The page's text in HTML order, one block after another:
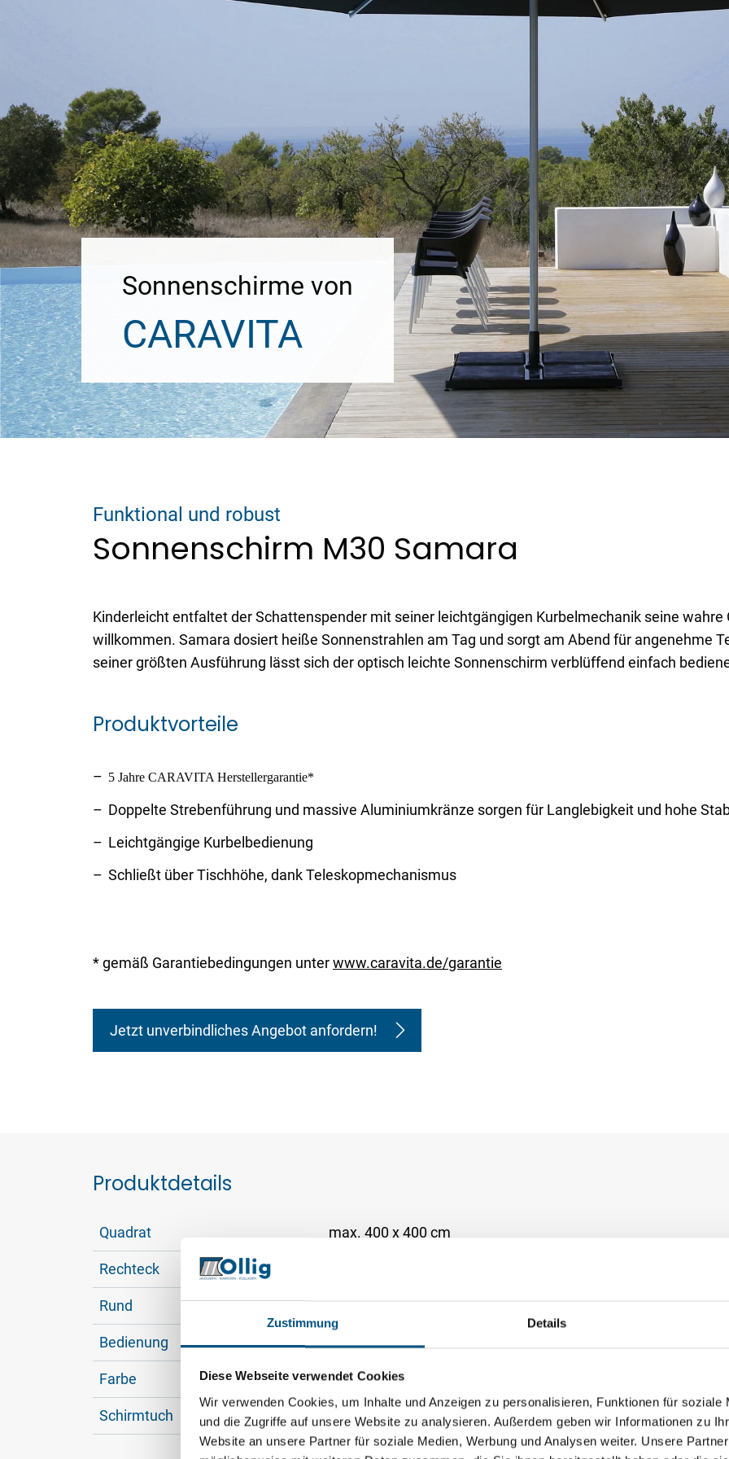
Zustimmung Details
Diese Webseite verwendet Cookies
Wir verwenden Cookies, um Inhalte und Anzeigen zu personalisieren, Funktionen für soziale
und die Zugriffe auf unsere Website zu analysieren. Außerdem geben wir Informationen zu
Website an unsere Partner für soziale Medien, Werbung und Analysen weiter. Unsere
Sonnenschirme von
CARAVITA
Funktional und robust
Sonnenschirm M30 Samara
Kinderleicht entfaltet der Schattenspender mit seiner leichtgängigen Kurbelmechanik seine wahre
willkommen. Samara dosiert heiße Sonnenstrahlen am Tag und sorgt am Abend für angenehme
seiner größten Ausführung lässt sich der optisch leichte Sonnenschirm verblüffend einfach
Produktvorteile
5 Jahre CARAVITA Herstellergarantie*
Doppelte Strebenführung und massive Aluminiumkränze sorgen für Langlebigkeit und hohe
Leichtgängige Kurbelbedienung
Schließt über Tischhöhe, dank Teleskopmechanismus
* gemäß Garantiebedingungen unterwww.caravita.de/garantie
Jetzt unverbindliches Angebot anfordern!
Produktdetails
Quadrat max. 400 x 400 cm
Rechteck
Rund max. ø 500 cm
Bedienung Kurbel
Farbe RAL 7016 anthrazitgrau, RAL 9016 verkehrsweiß, silber
Schirmtuch über 120 Dessins aus 100% robuster Acryl-Faser